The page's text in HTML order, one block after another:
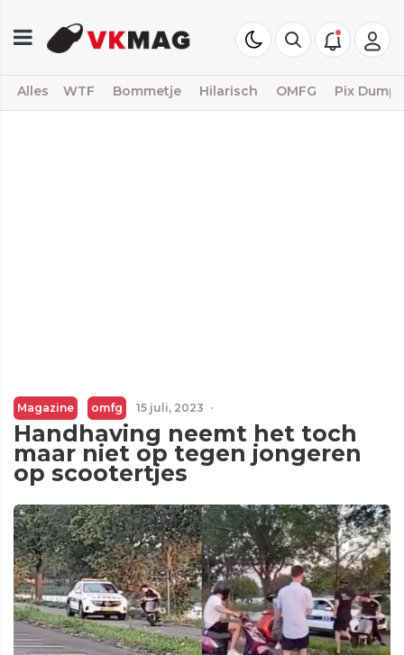
Alles WTF Bommetje Hilarisch OMFG Pix Dump
Magazine omfg 15 juli, 2023 ·
Handhaving neemt het toch
maar niet op tegen jongeren
op scootertjes